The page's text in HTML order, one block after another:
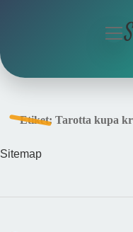
Etiket: Tarotta kupa
Sitemap